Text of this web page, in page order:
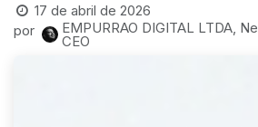
17 de abril de 2026
por
EMPURRAO DIGITAL LTDA,
CEO